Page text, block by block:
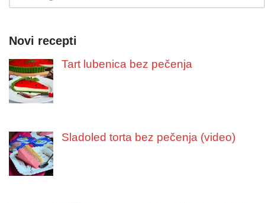
Novi recepti
Tart lubenica bez pečenja
Sladoled torta bez pečenja (video)